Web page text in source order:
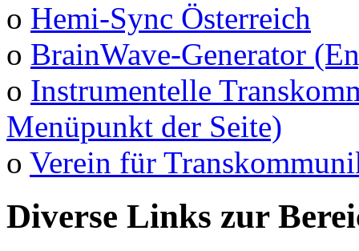
o Hemi-Sync Österreich
o BrainWave-Generator
o Instrumentelle
Menüpunkt der Seite)
o Verein für
Diverse Links zur